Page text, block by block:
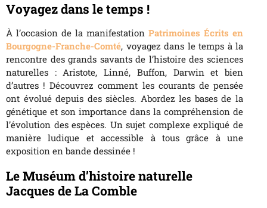
Voyagez dans le temps !
À l’occasion de la manifestation Patrimoines Écrits en
Bourgogne-Franche-Comté, voyagez dans le temps à la
rencontre des grands savants de l’histoire des sciences
naturelles : Aristote, Linné, Buffon, Darwin et bien
d’autres ! Découvrez comment les courants de pensée
ont évolué depuis des siècles. Abordez les bases de la
génétique et son importance dans la compréhension de
l’évolution des espèces. Un sujet complexe expliqué de
manière ludique et accessible à tous grâce à une
exposition en bande dessinée !
Le Muséum d’histoire naturelle
Jacques de La Comble